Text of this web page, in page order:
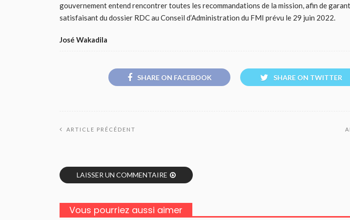
gouvernement entend rencontrer toutes les recommandations de la mission, afin de
satisfaisant du dossier RDC au Conseil d’Administration du FMI prévu le 29 juin 2022.
José Wakadila
SHARE ON FACEBOOK SHARE ON TWITTER
ARTICLE PRÉCÉDENT
LAISSER UN COMMENTAIRE
Vous pourriez aussi aimer